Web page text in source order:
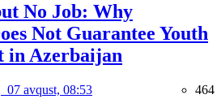
No Job: Why
Not Guarantee Youth
in Azerbaijan
07 avqust, 08:53 464